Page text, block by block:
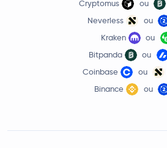
Cryptomus
ou
Neverless
ou
Kraken
ou
Bitpanda
ou
Coinbase
ou
Binance
ou